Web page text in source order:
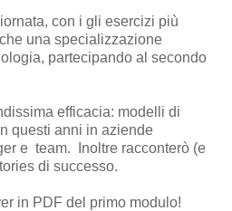
con i gli esercizi più
una specializzazione
partecipando al secondo
efficacia: modelli di
questi anni in aziende
e team. Inoltre racconterò (e
di successo.
in PDF del primo modulo!